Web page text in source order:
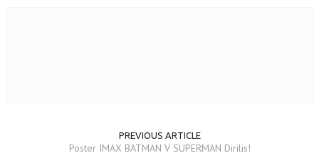
PREVIOUS ARTICLE
Poster IMAX BATMAN V SUPERMAN Dirilis!